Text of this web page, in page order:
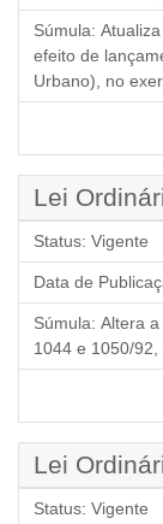
Súmula:
efeito de
Urbano), no
Lei
Status: Vigente
Data de
Súmula: Altera a
1044 e 1050/92,
Lei
Status: Vigente